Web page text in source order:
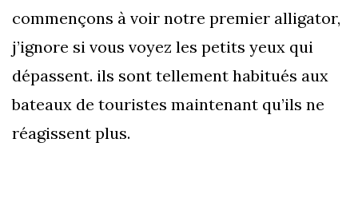
commençons à voir notre premier alligator,
j’ignore si vous voyez les petits yeux qui
dépassent. ils sont tellement habitués aux
bateaux de touristes maintenant qu’ils ne
réagissent plus.